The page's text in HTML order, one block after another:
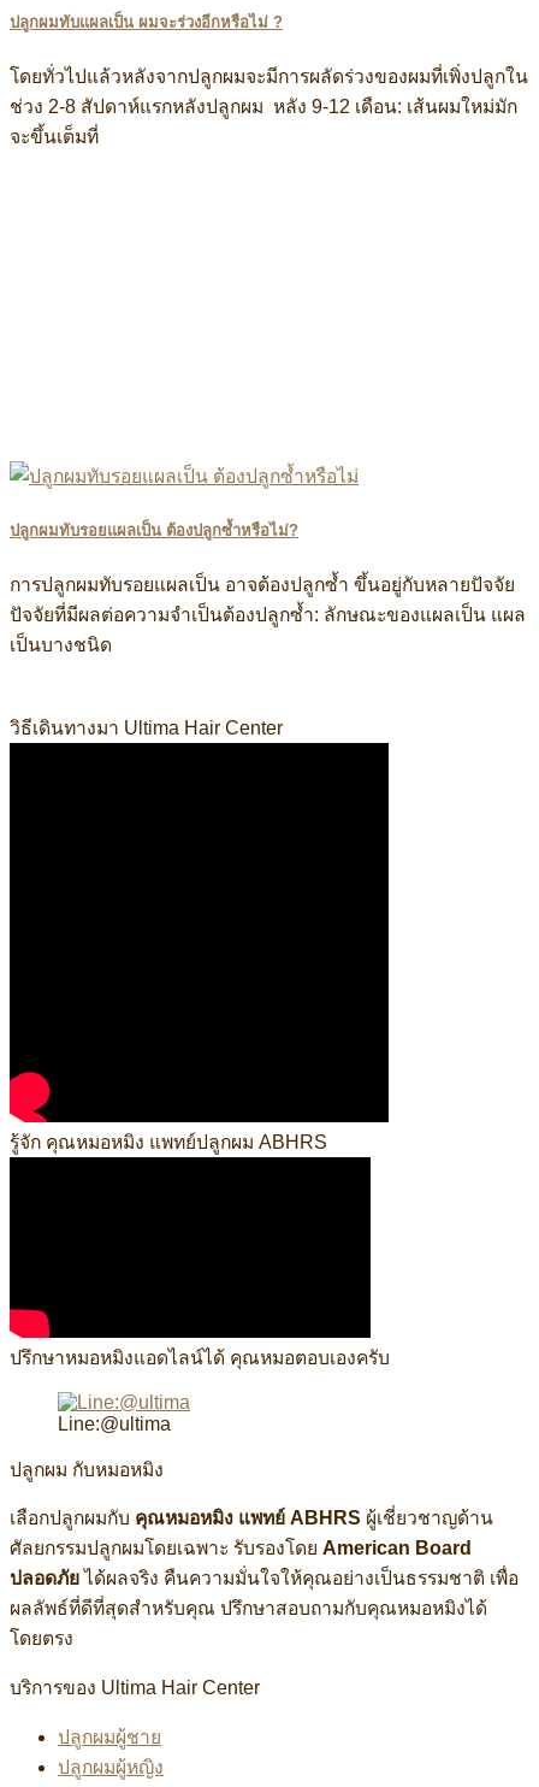
ปลูกผมทับแผลเป็น ผมจะร่วงอีกหรือไม่ ?
โดยทั่วไปแล้วหลังจากปลูกผมจะมีการผลัดร่วงของผมที่เพิ่งปลูกใน
ช่วง 2-8 สัปดาห์แรกหลังปลูกผม หลัง 9-12 เดือน: เส้นผมใหม่มัก
จะขึ้นเต็มที่
ปลูกผมทับรอยแผลเป็น ต้องปลูกซ้ำหรือไม่?
การปลูกผมทับรอยแผลเป็น อาจต้องปลูกซ้ำ ขึ้นอยู่กับหลายปัจจัย
ปัจจัยที่มีผลต่อความจำเป็นต้องปลูกซ้ำ: ลักษณะของแผลเป็น แผล
เป็นบางชนิด
วิธีเดินทางมา Ultima Hair Center
รู้จัก คุณหมอหมิง แพทย์ปลูกผม ABHRS
ปรึกษาหมอหมิงแอดไลน์ได้ คุณหมอตอบเองครับ
Line:@ultima
ปลูกผม กับหมอหมิง
เลือกปลูกผมกับ คุณหมอหมิง แพทย์ ABHRS ผู้เชี่ยวชาญด้าน
ศัลยกรรมปลูกผมโดยเฉพาะ รับรองโดย American Board
ปลอดภัยได้ผลจริง คืนความมั่นใจให้คุณอย่างเป็นธรรมชาติ เพื่อ
ผลลัพธ์ที่ดีที่สุดสำหรับคุณ ปรึกษาสอบถามกับคุณหมอหมิงได้
โดยตรง
บริการของ Ultima Hair Center
ปลูกผมผู้ชาย
ปลูกผมผู้หญิง